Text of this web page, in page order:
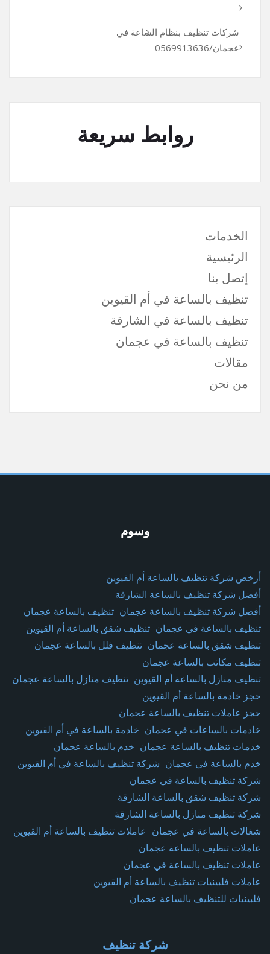
شركات تنظيف بنظام الساعة في
عجمان/0569913636
روابط سريعة
الخدمات
الرئيسية
إتصل بنا
تنظيف بالساعة في أم القيوين
تنظيف بالساعة في الشارقة
تنظيف بالساعة في عجمان
مقالات
من نحن
وسوم
أرخص شركة تنظيف بالساعة أم القيوين
أفضل شركة تنظيف بالساعة الشارقة
أفضل شركة تنظيف بالساعة عجمان تنظيف بالساعة عجمان
تنظيف بالساعة في عجمان تنظيف شقق بالساعة أم القيوين
تنظيف شقق بالساعة عجمان تنظيف فلل بالساعة عجمان
تنظيف مكاتب بالساعة عجمان
تنظيف منازل بالساعة أم القيوين تنظيف منازل بالساعة عجمان
حجز خادمة بالساعة أم القيوين
حجز عاملات تنظيف بالساعة عجمان
خادمات بالساعات في عجمان خادمة بالساعة في أم القيوين
خدمات تنظيف بالساعة عجمان خدم بالساعة عجمان
خدم بالساعة في عجمان شركة تنظيف بالساعة في أم القيوين
شركة تنظيف بالساعة في عجمان
شركة تنظيف شقق بالساعة الشارقة
شركة تنظيف منازل بالساعة الشارقة
شغالات بالساعة في عجمان عاملات تنظيف بالساعة أم القيوين
عاملات تنظيف بالساعة عجمان
عاملات تنظيف بالساعة في عجمان
عاملات فلبينيات تنظيف بالساعة أم القيوين
فلبينيات للتنظيف بالساعة عجمان
شركة تنظيف